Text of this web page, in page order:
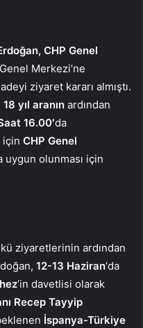
CHP Genel
Merkezi’ne
ziyaret kararı almıştı.
18 yıl aranın ardından
16.00′da
için CHP Genel
uygun olunması için
ziyaretlerinin ardından
12-13 Haziran‘da
’in davetlisi olarak
Recep Tayyip
İspanya-Türkiye